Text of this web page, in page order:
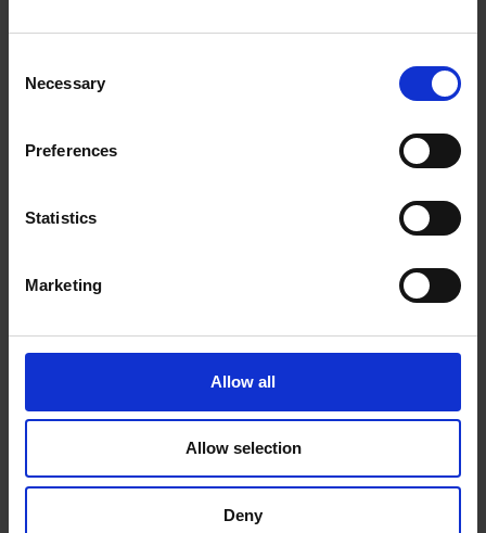
Selection
Necessary
Preferences
Statistics
Marketing
Allow all
Allow selection
Deny
store479@theupsstore.ca
Nous suivre
9:00 am - 6:30 pm
Vendredi
9:00 am - 6:30 pm
10:00 am - 6:00 pm